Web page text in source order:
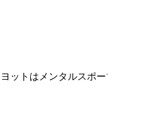
ヨットはメンタルスポーツ